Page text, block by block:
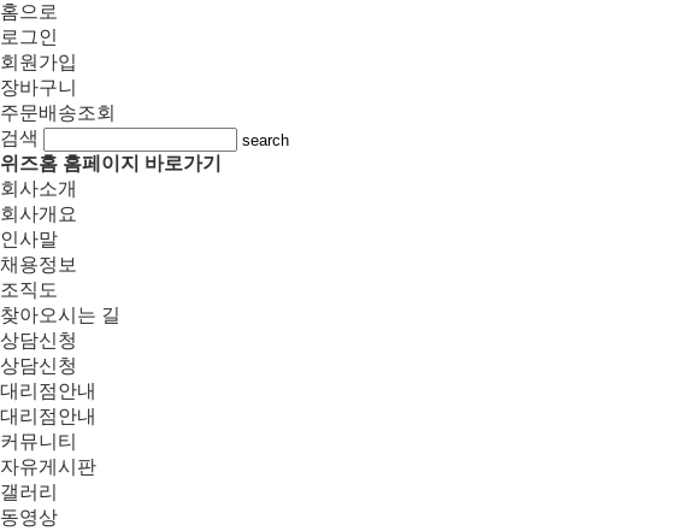
홈으로
로그인
회원가입
장바구니
주문배송조회
검색
search
위즈홈 홈페이지 바로가기
회사소개
회사개요
인사말
채용정보
조직도
찾아오시는 길
상담신청
상담신청
대리점안내
대리점안내
커뮤니티
자유게시판
갤러리
동영상